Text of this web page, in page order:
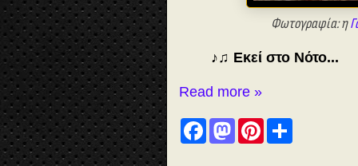
Φωτογραφία: η
♪♫ Εκεί στο Νότο...
Read more »
F
a
M
a
P